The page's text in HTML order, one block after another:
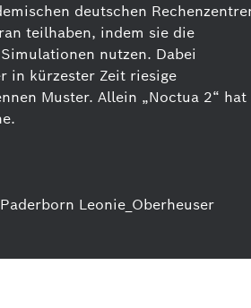
deutschen
teilhaben, indem sie die
nutzen. Dabei
in kürzester Zeit riesige
Muster. Allein „Noctua 2“ hat
Leonie_Oberheuser